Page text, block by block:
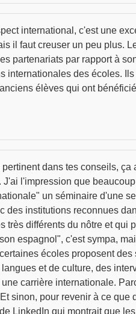
international, c'est une
il faut creuser un peu plus.
partenariats par rapport à
internationales des écoles.
élèves qui ont
dans tes conseils,
l'impression que
un séminaire d'une
des institutions reconnues
très différents du nôtre et qui
espagnol", c'est sympa,
écoles proposent
et de culture, des
carrière internationale.
sinon, pour revenir à ce
LinkedIn qui montrait que